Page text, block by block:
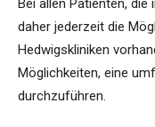
Bei allen Patienten,
daher jederzeit die
Hedwigskliniken
Möglichkeiten, eine
durchzuführen.